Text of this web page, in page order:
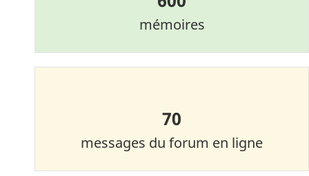
mémoires
70
messages du forum en ligne